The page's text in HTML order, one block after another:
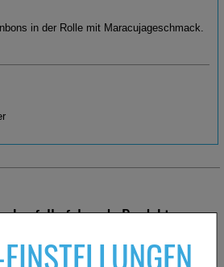
in der Rolle mit Maracujageschmack.
ebenfalls folgende Produkte